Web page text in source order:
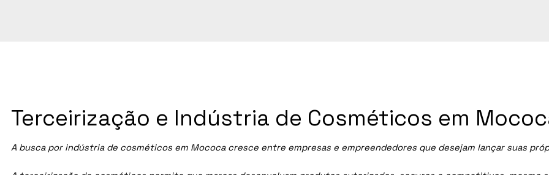
A busca por indústria de cosméticos em Mococa cresce entre empresas e empreendedores que desejam lançar suas
Terceirização e Indústria de Cosméticos em